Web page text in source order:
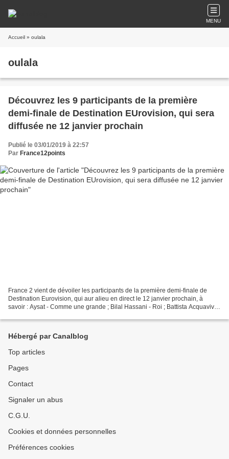
MENU
Accueil » oulala
oulala
Découvrez les 9 participants de la première
demi-finale de Destination EUrovision, qui sera
diffusée ne 12 janvier prochain
Publié le 03/01/2019 à 22:57
Par France12points
France 2 vient de dévoiler les participants de la première demi-finale de
Destination Eurovision, qui aur alieu en direct le 12 janvier prochain, à
savoir : Aysat - Comme une grande ; Bilal Hassani - Roi ; Battista Acquaviva
Hébergé par Canalblog
Top articles
Pages
Contact
Signaler un abus
C.G.U.
Cookies et données personnelles
Préférences cookies